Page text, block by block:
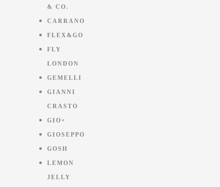
& CO.
CARRANO
FLEX&GO
FLY
LONDON
GEMELLI
GIANNI
CRASTO
GIO+
GIOSEPPO
GOSH
LEMON
JELLY